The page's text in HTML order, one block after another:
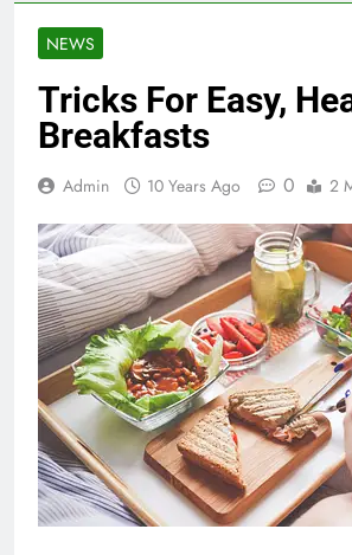
NEWS
Tricks For Easy,
Breakfasts
Admin 10 Years Ago 0 2